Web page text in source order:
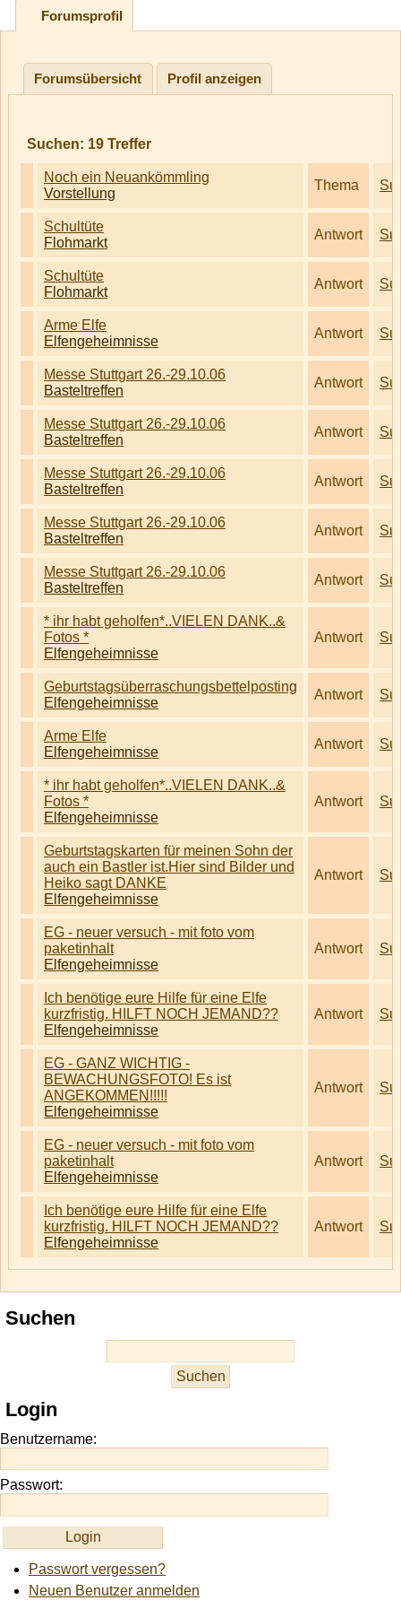
Forumsprofil
Forumsübersicht Profil anzeigen
Suchen: 19 Treffer
Noch ein Neuankömmling
Vorstellung
Thema
Schultüte
Flohmarkt
Antwort
Schultüte
Flohmarkt
Antwort
Arme Elfe
Elfengeheimnisse
Antwort
Messe Stuttgart 26.-29.10.06
Basteltreffen
Antwort
Messe Stuttgart 26.-29.10.06
Basteltreffen
Antwort
Messe Stuttgart 26.-29.10.06
Basteltreffen
Antwort
Messe Stuttgart 26.-29.10.06
Basteltreffen
Antwort
Messe Stuttgart 26.-29.10.06
Basteltreffen
Antwort
* ihr habt geholfen*..VIELEN DANK..&
Fotos *
Elfengeheimnisse
Antwort
Geburtstagsüberraschungsbettelposting
Elfengeheimnisse
Antwort
Arme Elfe
Elfengeheimnisse
Antwort
* ihr habt geholfen*..VIELEN DANK..&
Fotos *
Elfengeheimnisse
Antwort
Geburtstagskarten für meinen Sohn der
auch ein Bastler ist.Hier sind Bilder und
Heiko sagt DANKE
Elfengeheimnisse
Antwort
EG - neuer versuch - mit foto vom
paketinhalt
Elfengeheimnisse
Antwort
Ich benötige eure Hilfe für eine Elfe
kurzfristig. HILFT NOCH JEMAND??
Elfengeheimnisse
Antwort
EG - GANZ WICHTIG -
BEWACHUNGSFOTO! Es ist
ANGEKOMMEN!!!!!
Elfengeheimnisse
Antwort
EG - neuer versuch - mit foto vom
paketinhalt
Elfengeheimnisse
Antwort
Ich benötige eure Hilfe für eine Elfe
kurzfristig. HILFT NOCH JEMAND??
Elfengeheimnisse
Antwort
Suchen
Login
Benutzername:
Passwort:
Passwort vergessen?
Neuen Benutzer anmelden